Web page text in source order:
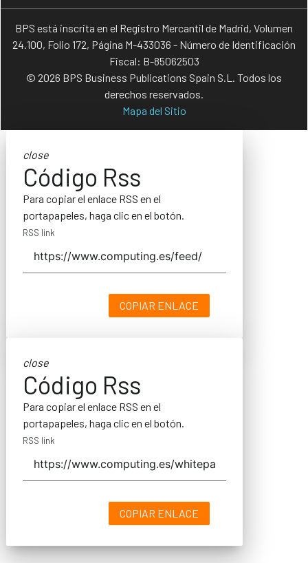
BPS está inscrita en el Registro Mercantil de Madrid, Volumen
24.100, Folio 172, Página M-433036 - Número de Identificación
Fiscal: B-85062503
© 2026 BPS Business Publications Spain S.L. Todos los
derechos reservados.
Mapa del Sitio
close
Código Rss
Para copiar el enlace RSS en el
portapapeles, haga clic en el botón.
RSS link
COPIAR ENLACE
close
Código Rss
Para copiar el enlace RSS en el
portapapeles, haga clic en el botón.
RSS link
COPIAR ENLACE